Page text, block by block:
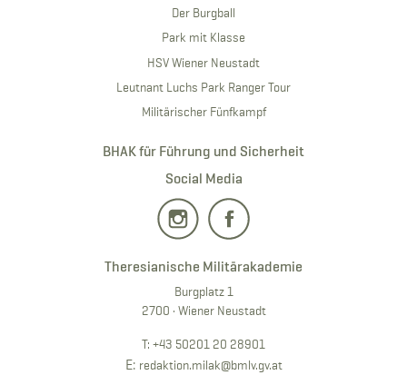
Der Burgball
Park mit Klasse
HSV Wiener Neustadt
Leutnant Luchs Park Ranger Tour
Militärischer Fünfkampf
BHAK für Führung und Sicherheit
Social Media
Theresianische Militärakademie
Burgplatz 1
2700 · Wiener Neustadt
T: +43 50201 20 28901
E: redaktion.milak@bmlv.gv.at